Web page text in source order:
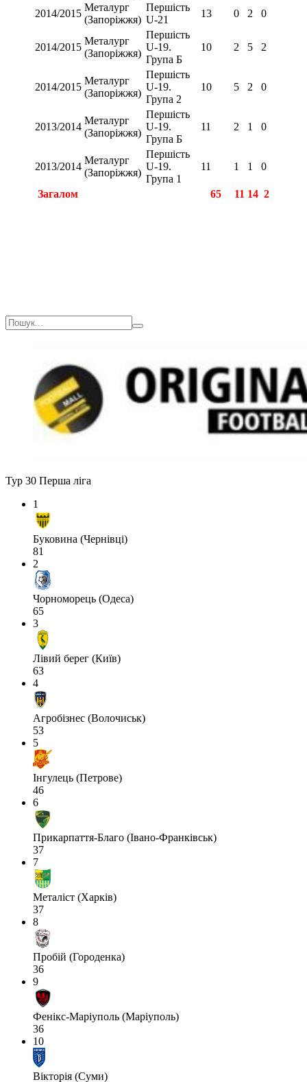
2014/2015
Металург
(Запоріжжя)
Першість
U-21
13 0 2 0
2014/2015
Металург
(Запоріжжя)
Першість
U-19.
Група Б
10 2 5 2
2014/2015
Металург
(Запоріжжя)
Першість
U-19.
Група 2
10 5 2 0
2013/2014
Металург
(Запоріжжя)
Першість
U-19.
Група Б
11 2 1 0
2013/2014
Металург
(Запоріжжя)
Першість
U-19.
Група 1
11 1 1 0
Загалом 65 11 14 2
Тур 30 Перша ліга
1
Буковина (Чернівці)
81
2
Чорноморець (Одеса)
65
3
Лівий берег (Київ)
63
4
Агробізнес (Волочиськ)
53
5
Інгулець (Петрове)
46
6
Прикарпаття-Благо (Івано-Франківськ)
37
7
Металіст (Харків)
37
8
Пробій (Городенка)
36
9
Фенікс-Маріуполь (Маріуполь)
36
10
Вікторія (Суми)